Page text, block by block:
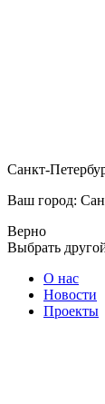
Санкт-
Ваш город:
Верно
Выбрать
О нас
Новости
Проекты